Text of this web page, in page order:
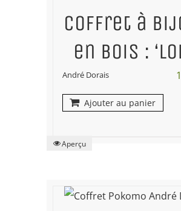
Coffret à
en bois :
André Dorais
Ajouter au panier
Aperçu